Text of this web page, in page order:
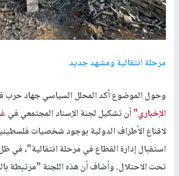
مرحلة انتقالية ومشهد جديد
وحول الموضوع أكد المحلل السياسي جهاد حرب
الإخباري"أن تشكيل لجنة الإسناد المجتمعي في
لاقناع الأطراف الدولية بوجود شخصيات
استقبال إدارة القطاع في مرحلة انتقالية"، في
تحت الاحتلال. وأضاف أن هذه اللجنة "مرتبطة